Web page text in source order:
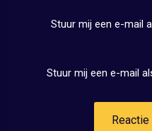
Stuur mij een e-mail
Stuur mij een e-mail